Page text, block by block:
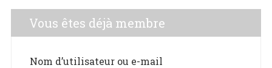
Vous êtes déjà membre
Nom d’utilisateur ou e-mail